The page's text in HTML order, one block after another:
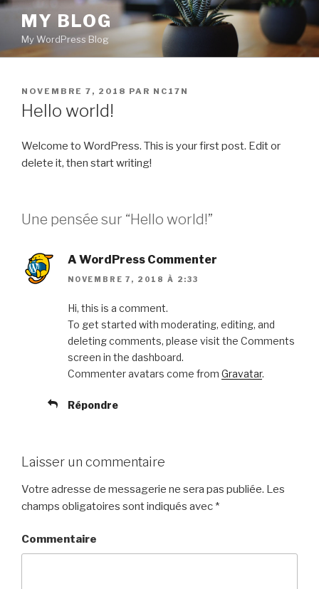
Aller
contenu
principal
MY BLOG
My WordPress Blog
PUBLIÉ
LE
NOVEMBRE 7, 2018 PAR NC17N
Hello world!
Welcome to WordPress. This is your first post. Edit or
delete it, then start writing!
Une pensée sur “Hello world!”
A WordPress Commenter
NOVEMBRE 7, 2018 À 2:33
Hi, this is a comment.
To get started with moderating, editing, and
deleting comments, please visit the Comments
screen in the dashboard.
Commenter avatars come from Gravatar.
Répondre
Laisser un commentaire
Votre adresse de messagerie ne sera pas publiée. Les
champs obligatoires sont indiqués avec *
Commentaire